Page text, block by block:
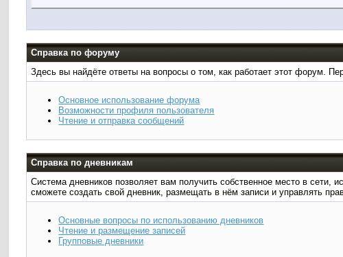
Справка по форуму
Здесь вы найдёте ответы на вопросы о том, как работает этот форум.
Основное использование форума
Возможности профиля пользователя
Чтение и отправка сообщений
Справка по дневникам
Система дневников позволяет вам получить собственное место в сети,
сможете создать свой дневник, размещать в нём записи и управлять
Основные вопросы по использованию дневников
Чтение и размещение записей
Групповые дневники